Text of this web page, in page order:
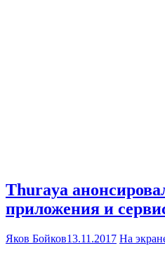
Thuraya
приложения и
Яков Бойков13.11.2017 На